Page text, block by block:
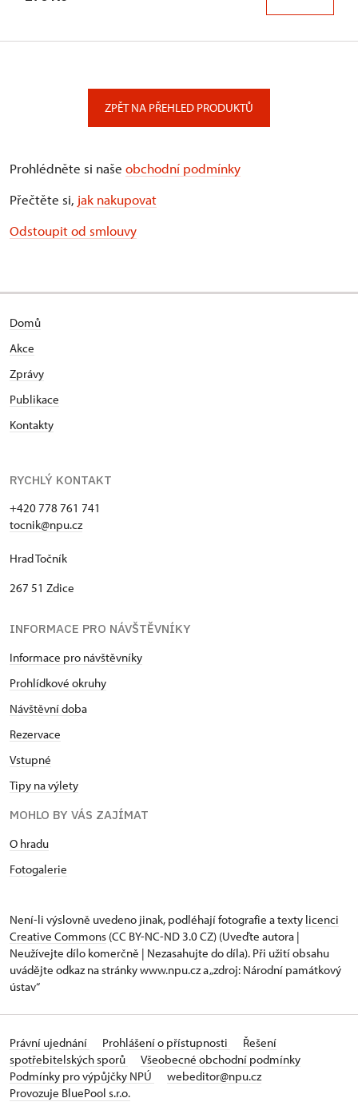
ZPĚT NA PŘEHLED PRODUKTŮ
Prohlédněte si naše obchodní podmínky
Přečtěte si, jak nakupovat
Odstoupit od smlouvy
Domů
Akce
Zprávy
Publikace
Kontakty
RYCHLÝ KONTAKT
+420 778 761 741
tocnik@npu.cz
Hrad Točník
267 51 Zdice
INFORMACE PRO NÁVŠTĚVNÍKY
Informace pro návštěvníky
Prohlídkové okruhy
Návštěvní doba
Rezervace
Vstupné
Tipy na výlety
MOHLO BY VÁS ZAJÍMAT
O hradu
Fotogalerie
Není-li výslovně uvedeno jinak, podléhají fotografie a texty licenci
Creative Commons (CC BY-NC-ND 3.0 CZ) (Uveďte autora |
Neužívejte dílo komerčně | Nezasahujte do díla). Při užití obsahu
uvádějte odkaz na stránky www.npu.cz a „zdroj: Národní památkový
ústav“
Právní ujednání Prohlášení o přístupnosti
Řešení
spotřebitelských sporů
Všeobecné obchodní podmínky
Podmínky pro výpůjčky NPÚ
webeditor@npu.cz
Provozuje BluePool s.r.o.